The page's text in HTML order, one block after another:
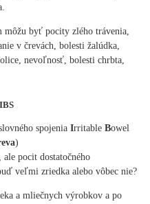
byť pocity zlého trávenia,
v črevách, bolesti žalúdka,
nevoľnosť, bolesti chrbta,
spojeniaIrritableBowel
)
pocit dostatočného
veľmi zriedka alebo vôbec nie?
a mliečnych výrobkov a po